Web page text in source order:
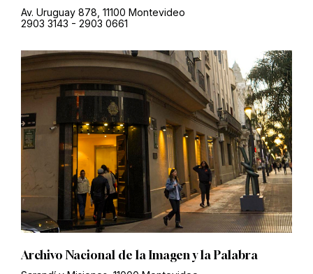
Av. Uruguay 878, 11100 Montevideo
2903 3143 - 2903 0661
Archivo Nacional de la Imagen y la Palabra